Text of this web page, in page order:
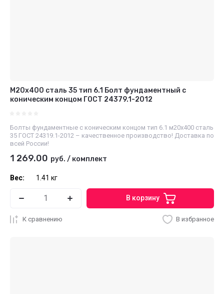
М20х400 сталь 35 тип 6.1 Болт фундаментный с
коническим концом ГОСТ 24379.1-2012
Болты фундаментные с коническим концом тип 6.1 м20х400 сталь
35 ГОСТ 24319.1-2012 – качественное производство! Доставка по
всей России!
1 269.00 руб. / комплект
Вес: 1.41 кг
В корзину
К сравнению В избранное